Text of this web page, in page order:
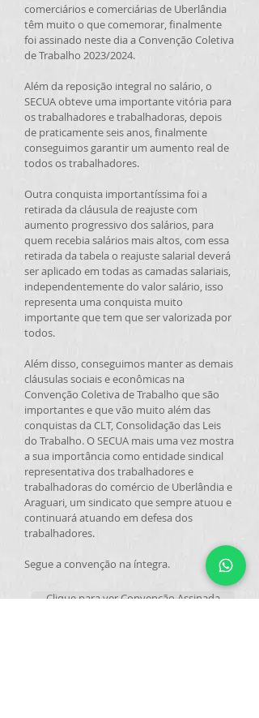
comerciários e comerciárias de Uberlândia
têm muito o que comemorar, finalmente
foi assinado neste dia a Convenção Coletiva
de Trabalho 2023/2024.
Além da reposição integral no salário, o
SECUA obteve uma importante vitória para
os trabalhadores e trabalhadoras, depois
de praticamente seis anos, finalmente
conseguimos garantir um aumento real de
todos os trabalhadores.
Outra conquista importantíssima foi a
retirada da cláusula de reajuste com
aumento progressivo dos salários, para
quem recebia salários mais altos, com essa
retirada da tabela o reajuste salarial deverá
ser aplicado em todas as camadas salariais,
independentemente do valor salário, isso
representa uma conquista muito
importante que tem que ser valorizada por
todos.
Além disso, conseguimos manter as demais
cláusulas sociais e econômicas na
Convenção Coletiva de Trabalho que são
importantes e que vão muito além das
conquistas da CLT, Consolidação das Leis
do Trabalho. O SECUA mais uma vez mostra
a sua importância como entidade sindical
representativa dos trabalhadores e
trabalhadoras do comércio de Uberlândia e
Araguari, um sindicato que sempre atuou e
continuará atuando em defesa dos
trabalhadores.
Segue a convenção na íntegra.
Clique para ver Convenção Assinada